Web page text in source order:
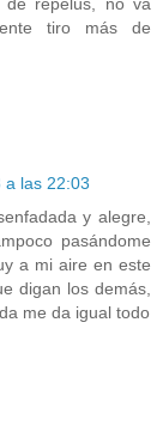
tiro más de
a las 22:03
y alegre,
pasándome
a mi aire en este
digan los demás,
me da igual todo